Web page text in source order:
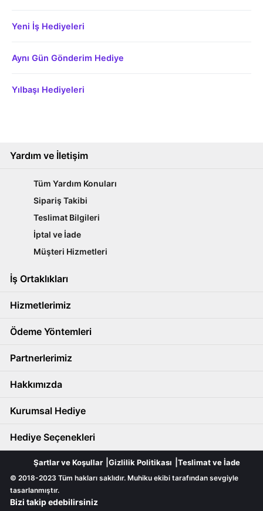
Yeni İş Hediyeleri
Aynı Gün Gönderim Hediye
Yılbaşı Hediyeleri
Yardım ve İletişim
Tüm Yardım Konuları
Sipariş Takibi
Teslimat Bilgileri
İptal ve İade
Müşteri Hizmetleri
İş Ortaklıkları
Hizmetlerimiz
Ödeme Yöntemleri
Partnerlerimiz
Hakkımızda
Kurumsal Hediye
Hediye Seçenekleri
Şartlar ve Koşullar Gizlilik Politikası Teslimat ve İade
© 2018-2023 Tüm hakları saklıdır. Muhiku ekibi tarafından sevgiyle
tasarlanmıştır.
Bizi takip edebilirsiniz